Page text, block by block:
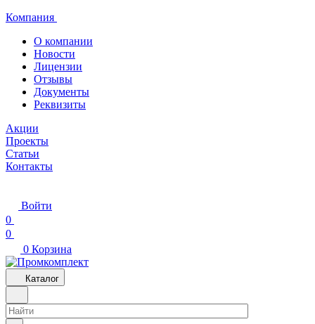
Компания
О компании
Новости
Лицензии
Отзывы
Документы
Реквизиты
Акции
Проекты
Статьи
Контакты
Войти
0
0
0 Корзина
Каталог